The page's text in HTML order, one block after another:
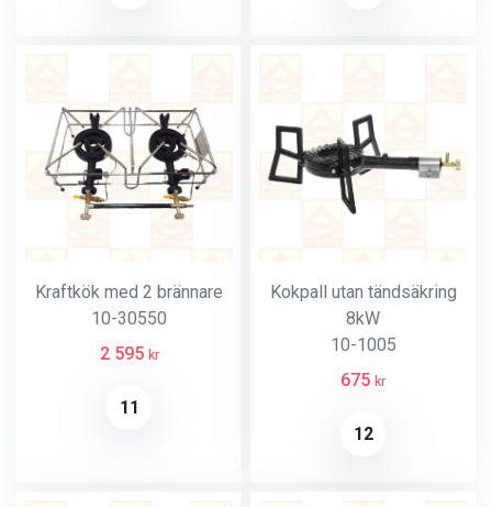
Kraftkök med 2 brännare
10-30550
2 595 kr
11
Kokpall utan tändsäkring
8kW
10-1005
675 kr
12